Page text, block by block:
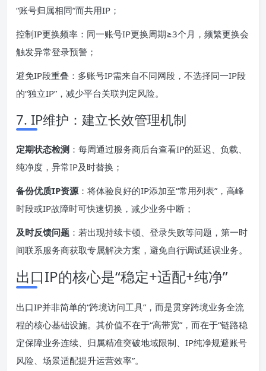
“账号归属相同”而共用IP；
控制IP更换频率：同一账号IP更换周期≥3个月，频繁更换会
触发异常登录预警；
避免IP段重叠：多账号IP需来自不同网段，不选择同一IP段
的“独立IP”，减少平台关联判定风险。
7. IP维护：建立长效管理机制
定期状态检测 ：每周通过服务商后台查看IP的延迟、负载、
纯净度，异常IP及时替换；
备份优质IP资源：将体验良好的IP添加至“常用列表”，高峰
时段或IP故障时可快速切换，减少业务中断；
及时反馈问题 ：若出现持续卡顿、登录失败等问题，第一时
间联系服务商获取专属解决方案，避免自行调试延误业务。
出口IP的核心是“稳定+适配+纯净”
出口IP并非简单的“跨境访问工具”，而是贯穿跨境业务全流
程的核心基础设施。其价值不在于“高带宽”，而在于“链路稳
定保障业务连续、归属精准突破地域限制、IP纯净规避账号
风险、场景适配提升运营效率”。